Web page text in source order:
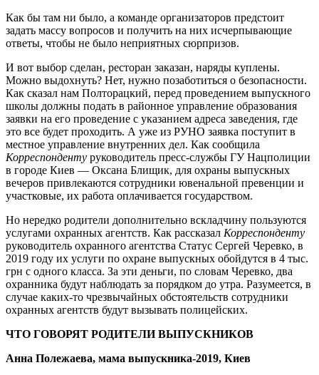
Как бы там ни было, а команде организаторов предстоит
задать массу вопросов и получить на них исчерпывающие
ответы, чтобы не было неприятных сюрпризов.
И вот выбор сделан, ресторан заказан, наряды куплены.
Можно выдохнуть? Нет, нужно позаботиться о безопасности.
Как сказал нам Полторацкий, перед проведением выпускного
школы должны подать в районное управление образования
заявки на его проведение с указанием адреса заведения, где
это все будет проходить. А уже из РУНО заявка поступит в
местное управление внутренних дел. Как сообщила
Корреспонденту руководитель пресс-службы ГУ Нацполиции
в городе Киев — Оксана Блищик, для охраны выпускных
вечеров привлекаются сотрудники ювенальной превенции и
участковые, их работа оплачивается государством.
Но нередко родители дополнительно вскладчину пользуются
услугами охранных агентств. Как рассказал Корреспонденту
руководитель охранного агентства Статус Сергей Черевко, в
2019 году их услуги по охране выпускных обойдутся в 4 тыс.
грн с одного класса. За эти деньги, по словам Черевко, два
охранника будут наблюдать за порядком до утра. Разумеется, в
случае каких-то чрезвычайных обстоятельств сотрудники
охранных агентств будут вызывать полицейских.
ЧТО ГОВОРЯТ РОДИТЕЛИ ВЫПУСКНИКОВ
Анна Полежаева, мама выпускника-2019, Киев